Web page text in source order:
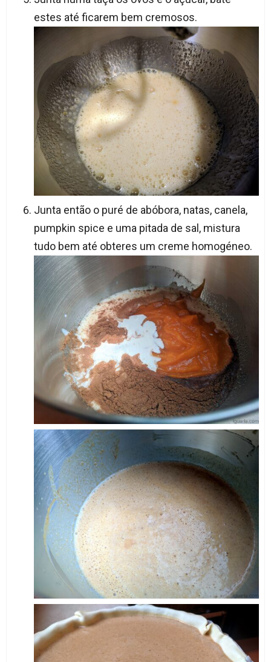
estes até ficarem bem cremosos.
Junta então o puré de abóbora, natas, canela,
pumpkin spice e uma pitada de sal, mistura
tudo bem até obteres um creme homogéneo.